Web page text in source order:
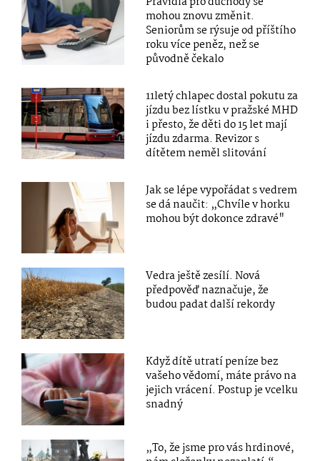
mohou znovu změnit.
Seniorům se rýsuje od příštího
roku více peněz, než se
původně čekalo
11letý chlapec dostal pokutu za
jízdu bez lístku v pražské MHD
i přesto, že děti do 15 let mají
jízdu zdarma. Revizor s
dítětem neměl slitování
Jak se lépe vypořádat s vedrem
se dá naučit: „Chvíle v horku
mohou být dokonce zdravé"
Vedra ještě zesílí. Nová
předpověď naznačuje, že
budou padat další rekordy
Když dítě utratí peníze bez
vašeho vědomí, máte právo na
jejich vrácení. Postup je vcelku
snadný
„To, že jsme pro vás hrdinové,